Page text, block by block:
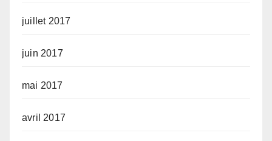
juillet 2017
juin 2017
mai 2017
avril 2017